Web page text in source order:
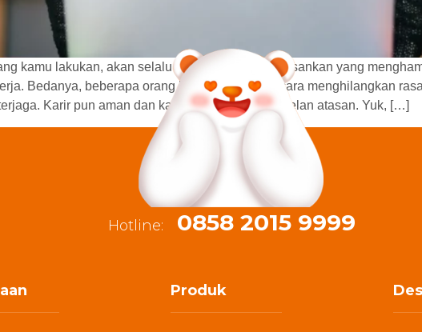
kamu lakukan, akan selalu ada moment membosankan yang
Bedanya, beberapa orang bisa menentukan cara menghilangkan
Karir pun aman dan kamu terhindar dari omelan atasan. Yuk, […]
Hotline: 0858 2015 9999
Produk